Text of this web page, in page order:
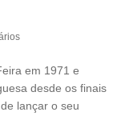
em 1971 e
desde os finais
lançar o seu